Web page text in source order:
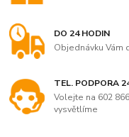
DO 24 HODIN
Objednávku Vám
TEL. PODPORA
Volejte na 602
vysvětlíme